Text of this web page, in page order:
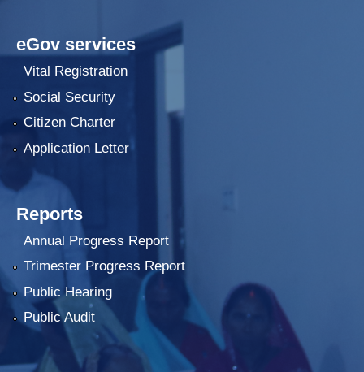
eGov services
Vital Registration
Social Security
Citizen Charter
Application Letter
Reports
Annual Progress Report
Trimester Progress Report
Public Hearing
Public Audit